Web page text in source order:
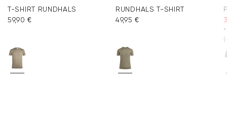
T-SHIRT RUNDHALS
59,90 €
RUNDHALS T-SHIRT
49,95 €